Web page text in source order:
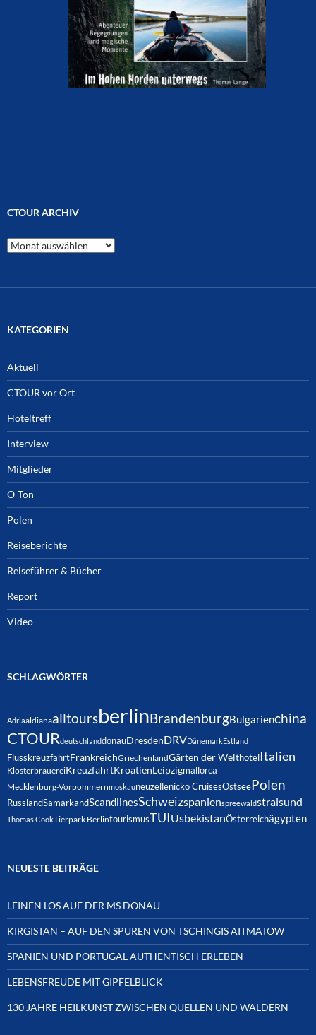
CTOUR ARCHIV
CTOUR
Archiv
KATEGORIEN
Aktuell
CTOUR vor Ort
Hoteltreff
Interview
Mitglieder
O-Ton
Polen
Reiseberichte
Reiseführer & Bücher
Report
Video
SCHLAGWÖRTER
AdriaaldianaalltoursberlinBrandenburgBulgarienchina
CTOURdeutschlanddonauDresdenDRVDänemarkEstland
FlusskreuzfahrtFrankreichGriechenlandGärten der Welthotel Italien
KlosterbrauereiKreuzfahrtKroatienLeipzigmallorca
Mecklenburg-Vorpommernmoskauneuzellenicko CruisesOstseePolen
RusslandSamarkandScandlinesSchweizspanienspreewaldstralsund
Thomas CookTierpark BerlintourismusTUIUsbekistanÖsterreichägypten
NEUESTE BEITRÄGE
LEINEN LOS AUF DER MS DONAU
KIRGISTAN – AUF DEN SPUREN VON TSCHINGIS AITMATOW
SPANIEN UND PORTUGAL AUTHENTISCH ERLEBEN
LEBENSFREUDE MIT GIPFELBLICK
130 JAHRE HEILKUNST ZWISCHEN QUELLEN UND WÄLDERN